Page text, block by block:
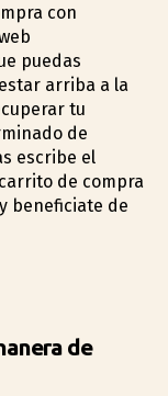
con
puedas
arriba a la
tu
de
escribe el
de compra
beneficiate de
de